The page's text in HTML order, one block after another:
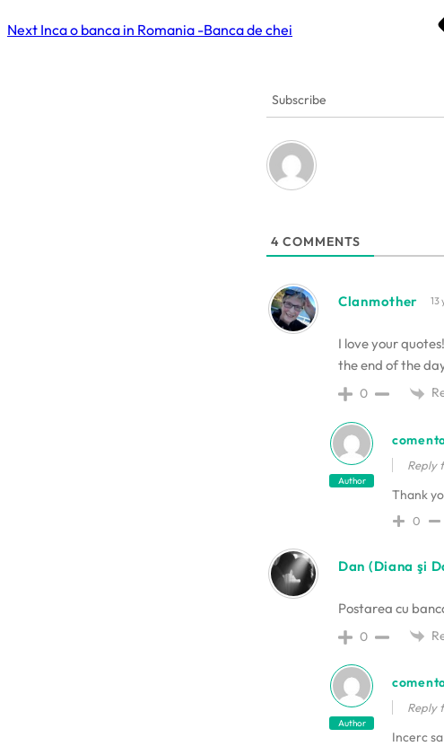
Next Inca o banca in Romania -Banca de chei
Subscribe
4 COMMENTS
Clanmother 13
I love your
the end of the
0
Author
Reply
Thank
0
Dan (Diana şi
Postarea cu
0
Author
Reply
Incerc